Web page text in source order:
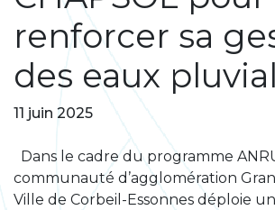
renforcer sa
des eaux
11 juin 2025
Dans le cadre du programme
communauté d’agglomération
Ville de Corbeil-Essonnes déploie